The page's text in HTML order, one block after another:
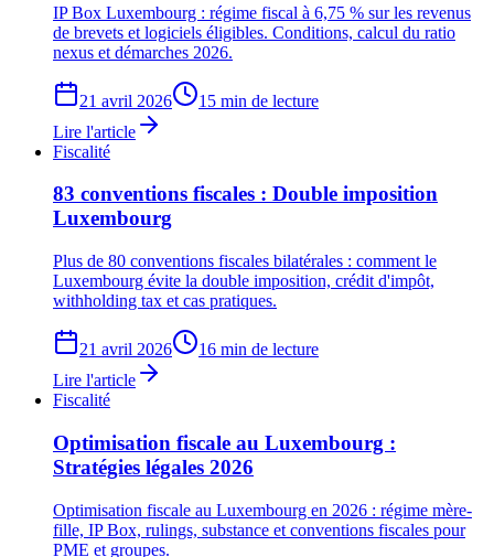
IP Box Luxembourg : régime fiscal à 6,75 % sur les revenus
de brevets et logiciels éligibles. Conditions, calcul du ratio
nexus et démarches 2026.
21 avril 2026
15 min de lecture
Lire l'article
Fiscalité
83 conventions fiscales : Double imposition
Luxembourg
Plus de 80 conventions fiscales bilatérales : comment le
Luxembourg évite la double imposition, crédit d'impôt,
withholding tax et cas pratiques.
21 avril 2026
16 min de lecture
Lire l'article
Fiscalité
Optimisation fiscale au Luxembourg :
Stratégies légales 2026
Optimisation fiscale au Luxembourg en 2026 : régime mère-
fille, IP Box, rulings, substance et conventions fiscales pour
PME et groupes.